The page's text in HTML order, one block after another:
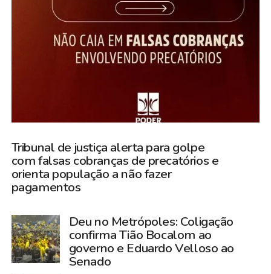
Tribunal de justiça alerta para golpe
com falsas cobranças de precatórios e
orienta população a não fazer
pagamentos
Deu no Metrópoles: Coligação
confirma Tião Bocalom ao
governo e Eduardo Velloso ao
Senado